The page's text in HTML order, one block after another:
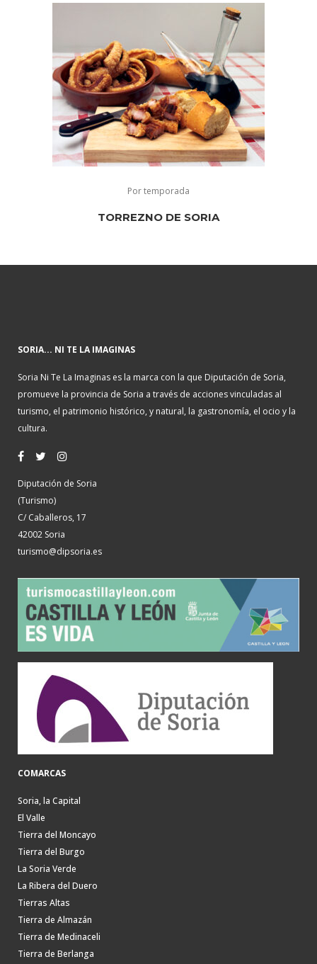
Por temporada
TORREZNO DE SORIA
SORIA... NI TE LA IMAGINAS
Soria Ni Te La Imaginas es la marca con la que Diputación de Soria,
promueve la provincia de Soria a través de acciones vinculadas al
turismo, el patrimonio histórico, y natural, la gastronomía, el ocio y la
cultura.
Diputación de Soria
(Turismo)
C/ Caballeros, 17
42002 Soria
turismo@dipsoria.es
COMARCAS
Soria, la Capital
El Valle
Tierra del Moncayo
Tierra del Burgo
La Soria Verde
La Ribera del Duero
Tierras Altas
Tierra de Almazán
Tierra de Medinaceli
Tierra de Berlanga